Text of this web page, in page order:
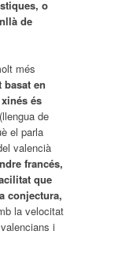
o
de
més
en
és
de
el parla
valencià
francés,
que
conjectura,
la velocitat
i